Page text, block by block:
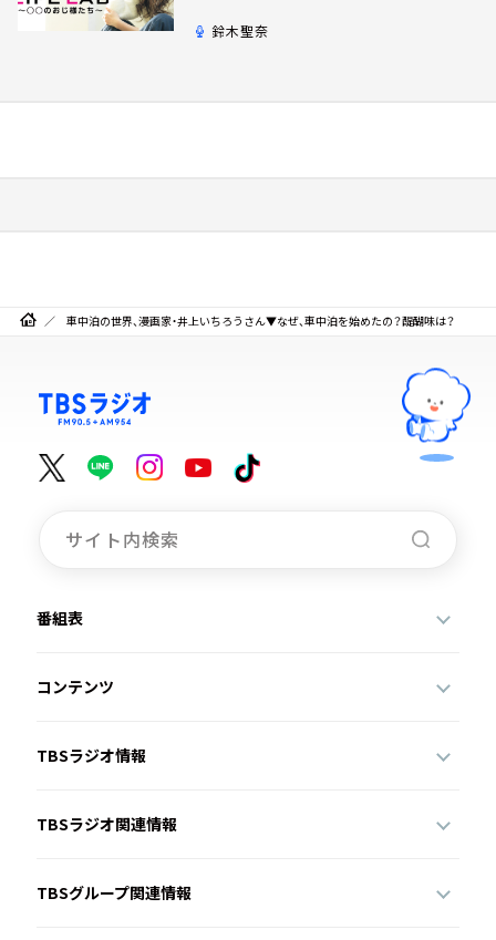
鈴木聖奈
車中泊の世界、漫画家・井上いちろうさん▼なぜ、車中泊を始めたの？醍醐味は？
番組表
コンテンツ
TBSラジオ情報
TBSラジオ関連情報
TBSグループ関連情報